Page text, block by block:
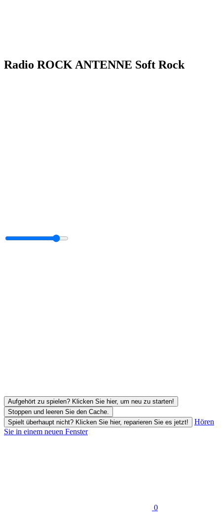
Radio ROCK ANTENNE Soft Rock
Aufgehört zu spielen? Klicken Sie hier, um neu zu starten!
Stoppen und leeren Sie den Cache.
Spielt überhaupt nicht? Klicken Sie hier, reparieren Sie es jetzt!
Hören
Sie in einem neuen Fenster
0